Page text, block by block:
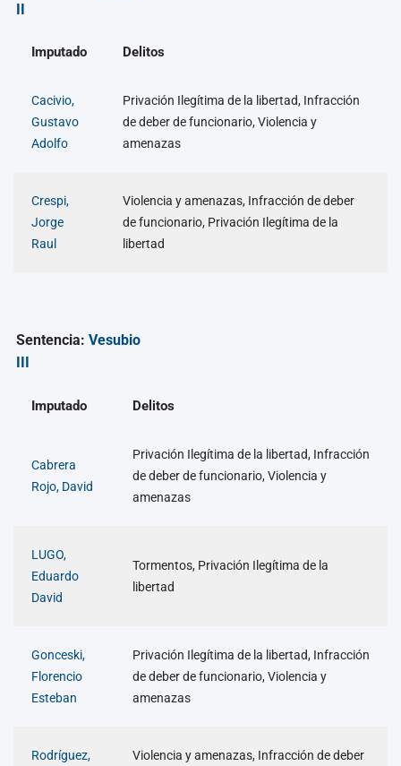
II
Imputado Delitos
Cacivio,
Gustavo
Adolfo
Privación Ilegítima de la libertad, Infracción
de deber de funcionario, Violencia y
amenazas
Crespi,
Jorge
Raul
Violencia y amenazas, Infracción de deber
de funcionario, Privación Ilegítima de la
libertad
Sentencia:Vesubio
Imputado Delitos
Cabrera
Rojo, David
Privación Ilegítima de la libertad, Infracción
de deber de funcionario, Violencia y
amenazas
LUGO,
Eduardo
David
Tormentos, Privación Ilegítima de la
libertad
Gonceski,
Florencio
Esteban
Privación Ilegítima de la libertad, Infracción
de deber de funcionario, Violencia y
amenazas
Rodríguez,
Violencia y amenazas, Infracción de deber